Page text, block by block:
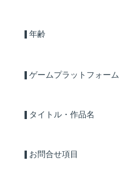
年齢
ゲームプラットフォーム
タイトル・作品名
お問合せ項目